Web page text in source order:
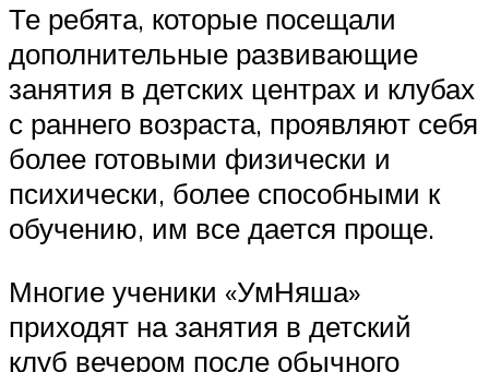
Те ребята, которые посещали
дополнительные развивающие
занятия в детских центрах и клубах
с раннего возраста, проявляют себя
более готовыми физически и
психически, более способными к
обучению, им все дается проще.
Многие ученики «УмНяша»
приходят на занятия в детский
клуб вечером после обычного